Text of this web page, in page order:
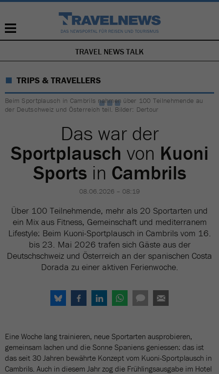
NAVIGATION
ÜBERSPRINGEN
TRAVEL NEWS TALK
TRIPS & TRAVELLERS
Beim Sportplausch in Cambrils nahmen über 100 Teilnehmende au
der Deutschweiz und Österreich teil. Bilder: Dertour
Das war der
Sportplausch von Kuoni
Sports in Cambrils
08.06.2026 – 08:19
Über 100 Teilnehmende, mehr als 20 Sportarten und
ein Mix aus Fitness, Gemeinschaft und mediterranem
Lifestyle: Beim Kuoni-Sportplausch in Cambrils vom 16.
bis 23. Mai 2026 trafen sich Gäste aus der
Deutschschweiz und Österreich an der spanischen Costa
Dorada zu einer aktiven Ferienwoche.
Eine Woche lang trainieren, neue Sportarten ausprobieren,
gemeinsam lachen und die Sonne Spaniens geniessen: das ist
das seit 30 Jahren bewährte Konzept vom Kuoni-Sportplausch in
Cambrils. Auch in diesem Jahr zog die Frühlingsausgabe im Hotel